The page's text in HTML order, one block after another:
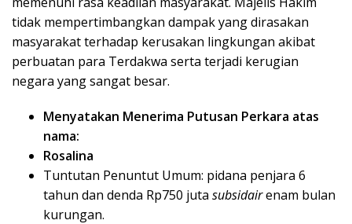
tidak mempertimbangkan dampak yang dirasakan
masyarakat terhadap kerusakan lingkungan akibat
perbuatan para Terdakwa serta terjadi kerugian
negara yang sangat besar.
Menyatakan Menerima Putusan Perkara atas
nama:
Rosalina
Tuntutan Penuntut Umum: pidana penjara 6
tahun dan denda Rp750 juta subsidairenam bulan
kurungan.